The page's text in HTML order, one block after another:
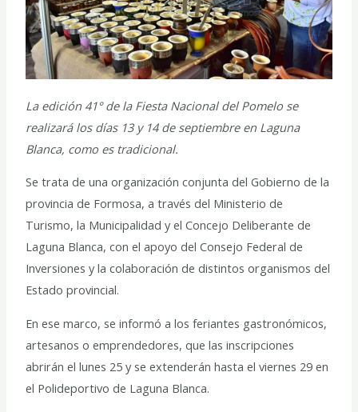
La edición 41° de la Fiesta Nacional del Pomelo se
realizará los días 13 y 14 de septiembre en Laguna
Blanca, como es tradicional.
Se trata de una organización conjunta del Gobierno de la
provincia de Formosa, a través del Ministerio de
Turismo, la Municipalidad y el Concejo Deliberante de
Laguna Blanca, con el apoyo del Consejo Federal de
Inversiones y la colaboración de distintos organismos del
Estado provincial.
En ese marco, se informó a los feriantes gastronómicos,
artesanos o emprendedores, que las inscripciones
abrirán el lunes 25 y se extenderán hasta el viernes 29 en
el Polideportivo de Laguna Blanca.